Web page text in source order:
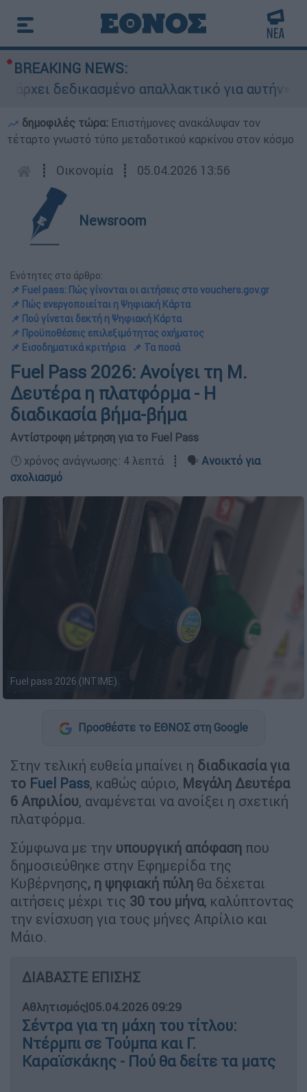
BREAKING NEWS:
δεδικασμένο απαλλακτικό για αυτήν»: Τι
δημοφιλές τώρα: Επιστήμονες ανακάλυψαν τον
τέταρτο γνωστό τύπο μεταδοτικού καρκίνου στον κόσμο
┋ Οικονομία ┋ 05.04.2026 13:56
Newsroom
Ενότητες στο άρθρο:
📌 Fuel pass: Πώς γίνονται οι αιτήσεις στο vouchers.gov.gr
📌 Πώς ενεργοποιείται η Ψηφιακή Κάρτα
📌 Πού γίνεται δεκτή η Ψηφιακή Κάρτα
📌 Προϋποθέσεις επιλεξιμότητας οχήματος
📌 Εισοδηματικά κριτήρια
📌 Τα ποσά
Fuel Pass 2026: Ανοίγει τη Μ.
Δευτέρα η πλατφόρμα - Η
διαδικασία βήμα-βήμα
Αντίστροφη μέτρηση για το Fuel Pass
🕛 χρόνος ανάγνωσης: 4 λεπτά ┋ 🗣️ Ανοικτό για
σχολιασμό
Fuel pass 2026 (ΙΝΤΙΜΕ)
Προσθέστε το ΕΘΝΟΣ στη Google
Στην τελική ευθεία μπαίνει η διαδικασία για
το Fuel Pass, καθώς αύριο, Μεγάλη Δευτέρα
6 Απριλίου, αναμένεται να ανοίξει η σχετική
πλατφόρμα.
Σύμφωνα με την υπουργική απόφαση που
δημοσιεύθηκε στην Εφημερίδα της
Κυβέρνησης, η ψηφιακή πύλη θα δέχεται
αιτήσεις μέχρι τις 30 του μήνα, καλύπτοντας
την ενίσχυση για τους μήνες Απρίλιο και
Μάιο.
ΔΙΑΒΑΣΤΕ ΕΠΙΣΗΣ
Αθλητισμός|05.04.2026 09:29
Σέντρα για τη μάχη του τίτλου:
Ντέρμπι σε Τούμπα και Γ.
Καραϊσκάκης - Πού θα δείτε τα ματς